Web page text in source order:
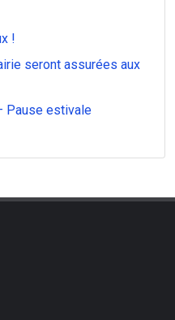
!
seront assurées aux
Pause estivale